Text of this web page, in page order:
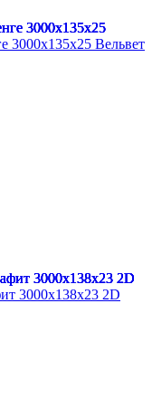
3000x135x25 Вельвет
3000x138x23 2D